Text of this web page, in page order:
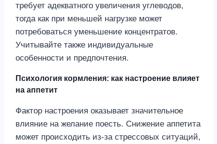
требует адекватного увеличения углеводов,
тогда как при меньшей нагрузке может
потребоваться уменьшение концентратов.
Учитывайте также индивидуальные
особенности и предпочтения.
Психология кормления: как настроение влияет
на аппетит
Фактор настроения оказывает значительное
влияние на желание поесть. Снижение аппетита
может происходить из-за стрессовых ситуаций,